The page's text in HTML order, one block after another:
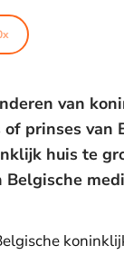
x
van
prinses van
huis te
Belgische